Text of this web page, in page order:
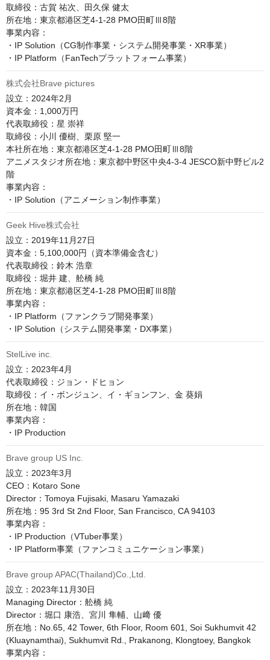
取締役：古賀 祐次、田久保 健太
所在地：東京都港区芝4-1-28 PMO田町Ⅲ8階
事業内容：
・IP Solution（CG制作事業・システム開発事業・XR事業）
・IP Platform（FanTechプラットフォーム事業）
株式会社Brave pictures
設立：2024年2月
資本金：1,000万円
代表取締役：星 崇祥
取締役：小川 優樹、栗原 堅一
本社所在地：東京都港区芝4-1-28 PMO田町Ⅲ8階
アニメスタジオ所在地：東京都中野区中央4-3-4 JESCO新中野ビル2
階
事業内容：
・IP Solution（アニメーション制作事業）
Geek Hive株式会社
設立：2019年11月27日
資本金：5,100,000円（資本準備金含む）
代表取締役：鈴木 浩章
取締役：堀井 建、舩橋 純
所在地：東京都港区芝4-1-28 PMO田町Ⅲ8階
事業内容：
・IP Platform（ファンクラブ開発事業）
StelLive inc.
設立：2023年4月
代表取締役：ジョン・ドヒョン
取締役：イ・ボンジュン、イ・ギョンフン、金 葵娟
所在地：韓国
事業内容：
Brave group US Inc.
設立：2023年3月
CEO：Kotaro Sone
Director：Tomoya Fujisaki, Masaru Yamazaki
所在地：95 3rd St 2nd Floor, San Francisco, CA 94103
事業内容：
・IP Production（VTuber事業）
Brave group APAC(Thailand)Co.,Ltd.
設立：2023年11月30日
Managing Director：舩橋 純
Director：堀口 康浩、宮川 隼輔、山﨑 優
所在地：No.65, 42 Tower, 6th Floor, Room 601, Soi Sukhumvit 42
(Kluaynamthai), Sukhumvit Rd., Prakanong, Klongtoey, Bangkok
事業内容：